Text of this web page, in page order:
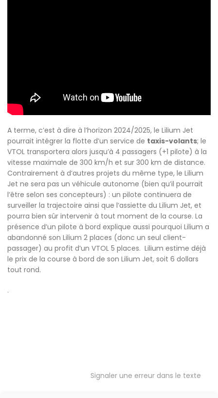
A terme, c’est à dire à l’horizon 2024/2025, le Lilium Jet
pourrait intégrer la flotte d’un service de taxis-volants; le
VTOL transportera alors jusqu’à 4 passagers (+1 pilote) à la
vitesse maximale de 300 km/h et sur 300 km de distance.
Contrairement à d’autres projets du même type, le Lilium
Jet ne sera pas un véhicule autonome (bien qu’il pourrait
l’être selon ses concepteurs) : un pilote continuera de
surveiller la trajectoire ainsi que l’assiette du Lilium Jet, et
pourra bien sûr intervenir à tout moment de la course. La
présence d’un pilote à bord explique aussi pourquoi Lilium a
abandonné son Lilium 2 places (donc un seul client-
passager) au profit d’un VTOL 5 places. Lilium estime déjà
le prix de la course à bord de son Lilium Jet, soit 6 dollars
tout rond.
.
Signaler une erreur dans le texte